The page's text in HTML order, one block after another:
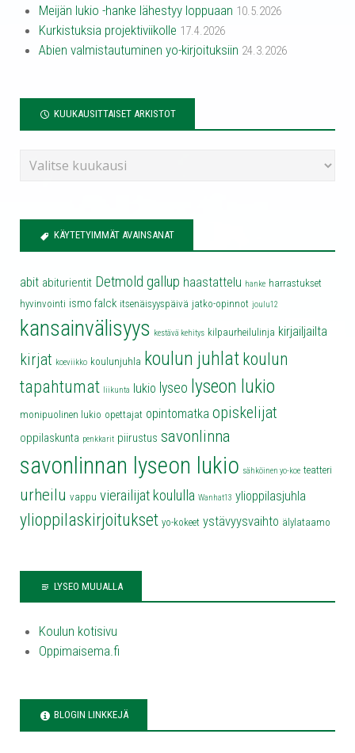
Meijän lukio -hanke lähestyy loppuaan 10.5.2026
Kurkistuksia projektiviikolle 17.4.2026
Abien valmistautuminen yo-kirjoituksiin 24.3.2026
KUUKAUSITTAISET ARKISTOT
KÄYTETYIMMÄT AVAINSANAT
abit abiturientit Detmold gallup haastattelu hanke harrastukset
hyvinvointi ismo falck itsenäisyyspäivä jatko-opinnot joulu12
kansainvälisyys kestävä kehitys kilpaurheilulinja kirjailjailta
kirjat koeviikko koulunjuhla koulun juhlat koulun
tapahtumat liikunta lukio lyseo lyseon lukio
monipuolinen lukio opettajat opintomatka opiskelijat
oppilaskunta penkkarit piirustus savonlinna
savonlinnan lyseon lukio sähköinen yo-koe teatteri
urheilu vappu vierailijat koululla Wanhat13 ylioppilasjuhla
ylioppilaskirjoitukset yo-kokeet ystävyysvaihto älylataamo
LYSEO MUUALLA
Koulun kotisivu
Oppimaisema.fi
BLOGIN LINKKEJÄ